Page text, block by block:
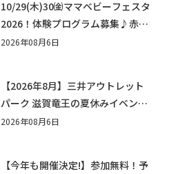
10/29(木)30㈮ママベビーフェスタ
2026！体験プログラム募集♪赤ち
ゃん向けイベントに出演しません
2026年08月6日
【2026年8月】三井アウトレット
パーク 滋賀竜王の夏休みイベント
まとめ！びしょぬれ水あそび・激
2026年08月6日
【今年も開催決定!】参加無料！予